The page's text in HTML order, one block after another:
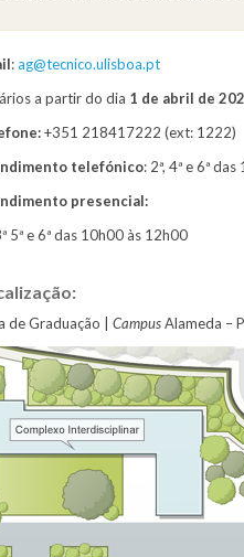
:ag@tecnico.ulisboa.pt
a partir do dia 1 de abril de
+351 218417222 (ext: 1222)
telefónico: 2ª, 4ª e 6ª
presencial:
5ª e 6ª das 10h00 às 12h00
de Graduação | CampusAlameda –